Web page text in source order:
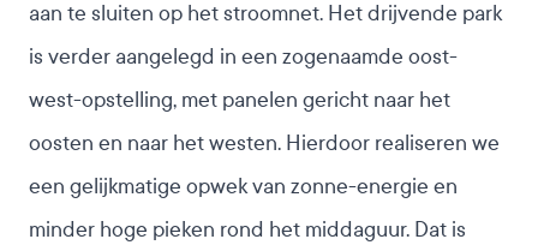
aan te sluiten op het stroomnet. Het drijvende park
is verder aangelegd in een zogenaamde oost-
west-opstelling, met panelen gericht naar het
oosten en naar het westen. Hierdoor realiseren we
een gelijkmatige opwek van zonne-energie en
minder hoge pieken rond het middaguur. Dat is